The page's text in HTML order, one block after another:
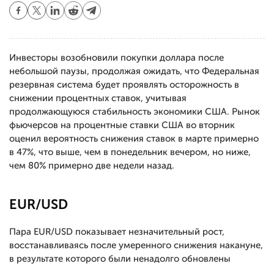
Инвесторы возобновили покупки доллара после
небольшой паузы, продолжая ожидать, что Федеральная
резервная система будет проявлять осторожность в
снижении процентных ставок, учитывая
продолжающуюся стабильность экономики США. Рынок
фьючерсов на процентные ставки США во вторник
оценил вероятность снижения ставок в марте примерно
в 47%, что выше, чем в понедельник вечером, но ниже,
чем 80% примерно две недели назад.
EUR/USD
Пара EUR/USD показывает незначительный рост,
восстанавливаясь после умеренного снижения накануне,
в результате которого были ненадолго обновлены